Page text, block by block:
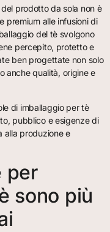
prodotto da sola non è
premium alle infusioni di
del tè svolgono
percepito, protetto e
ben progettate non solo
anche qualità, origine e
di imballaggio per tè
pubblico e esigenze di
produzione e
per
sono più